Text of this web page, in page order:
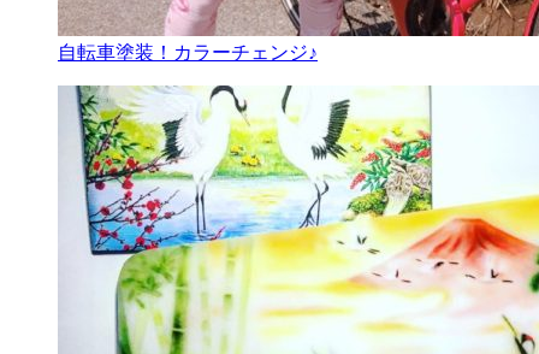
自転車塗装！カラーチェンジ♪